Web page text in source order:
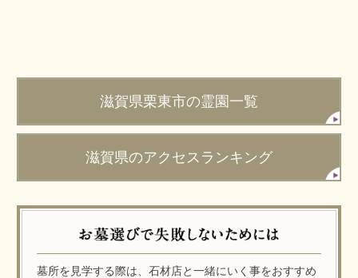
滋賀県栗東市の霊園一覧
滋賀県のアクセスランキング
墓所を見学する際は、石材店と一緒にいく事をおすすめ